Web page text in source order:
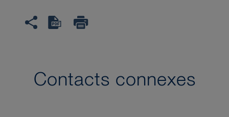
Contacts connexes